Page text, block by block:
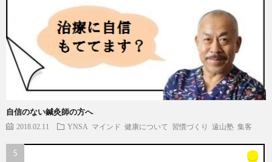
自信のない鍼灸師の方へ
2018.02.11 YNSA マインド 健康について 習慣づくり 遠山塾 集客